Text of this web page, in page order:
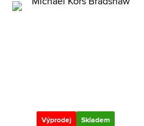
Výprodej Skladem